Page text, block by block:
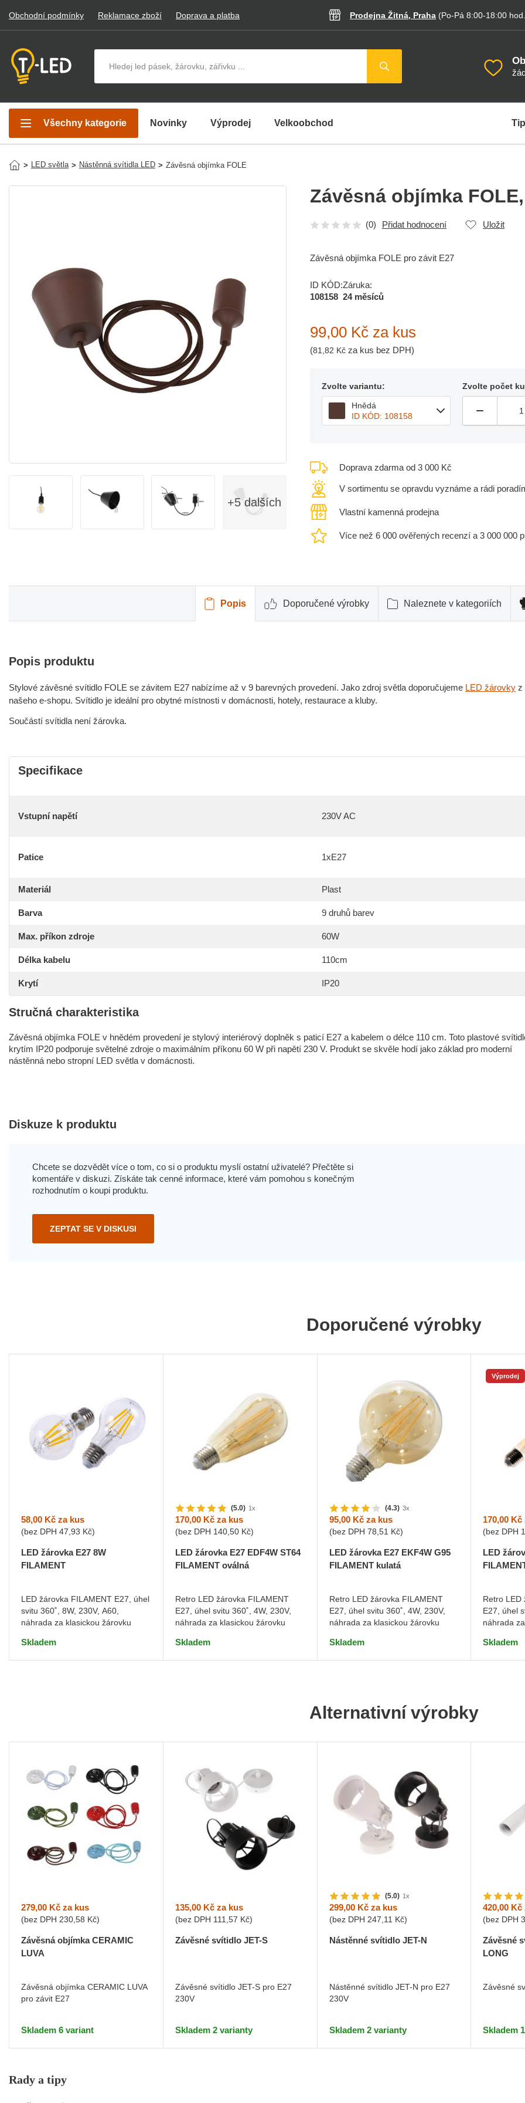
Obchodní podmínky Reklamace zboží Doprava a platba Prodejna Žitná, Praha (Po-Pá 8:00-18:00 hod.
Všechny kategorie Novinky Výprodej Velkoobchod
> LED světla > Nástěnná svítidla LED > Závěsná objímka FOLE
+5 dalších
Závěsná objímka FOLE
(0) Přidat hodnocení Uložit
Závěsná objímka FOLE pro závit E27
ID KÓD:
108158
Záruka:
24 měsíců
99,00 Kč za kus
(81,82 Kč za kus bez DPH)
Zvolte variantu:
Hnědá
ID KÓD: 108158
Zvolte počet
Doprava zdarma od 3 000 Kč
V sortimentu se opravdu vyznáme a rádi
Vlastní kamenná prodejna
Více než 6 000 ověřených recenzí a 3 000 000
Popis Doporučené výrobky Naleznete v kategoriích
Popis produktu
Stylové závěsné svítidlo FOLE se závitem E27 nabízíme až v 9 barevných provedení. Jako zdroj světla doporučujeme LED žárovky z
našeho e-shopu. Svítidlo je ideální pro obytné místnosti v domácnosti, hotely, restaurace a kluby.
Součástí svítidla není žárovka.
Specifikace
Vstupní napětí 230V AC
Patice 1xE27
Materiál Plast
Barva 9 druhů barev
Max. příkon zdroje 60W
Délka kabelu 110cm
Krytí IP20
Stručná charakteristika
Závěsná objímka FOLE v hnědém provedení je stylový interiérový doplněk s paticí E27 a kabelem o délce 110 cm. Toto plastové
krytím IP20 podporuje světelné zdroje o maximálním příkonu 60 W při napětí 230 V. Produkt se skvěle hodí jako základ pro moderní
nástěnná nebo stropní LED světla v domácnosti.
Diskuze k produktu
Chcete se dozvědět více o tom, co si o produktu myslí ostatní uživatelé? Přečtěte si
komentáře v diskuzi. Získáte tak cenné informace, které vám pomohou s konečným
rozhodnutím o koupi produktu.
ZEPTAT SE V DISKUSI
Doporučené výrobky
58,00 Kč za kus
(bez DPH 47,93 Kč)
LED žárovka E27 8W
FILAMENT
LED žárovka FILAMENT E27, úhel
svitu 360˚, 8W, 230V, A60,
náhrada za klasickou žárovku
Skladem
(5.0) 1x
170,00 Kčza kus
(bez DPH 140,50 Kč)
LED žárovka E27 EDF4W ST64
FILAMENT oválná
Retro LED žárovka FILAMENT
E27, úhel svitu 360˚, 4W, 230V,
náhrada za klasickou žárovku
Skladem
(4.3) 3x
95,00 Kčza kus
(bez DPH 78,51 Kč)
LED žárovka E27 EKF4W G95
FILAMENT kulatá
Retro LED žárovka FILAMENT
E27, úhel svitu 360˚, 4W, 230V,
náhrada za klasickou žárovku
Skladem
Výprodej
170,00 Kč
(bez DPH
LED
Retro LED
E27, úhel
náhrada
Skladem
Alternativní výrobky
279,00 Kč za kus
(bez DPH 230,58 Kč)
Závěsná objímka CERAMIC
LUVA
Závěsná objímka CERAMIC LUVA
pro závit E27
Skladem 6 variant
135,00 Kčza kus
(bez DPH 111,57 Kč)
Závěsné svítidlo JET-S
Závěsné svítidlo JET-S pro E27
230V
Skladem 2 varianty
(5.0) 1x
299,00 Kčza kus
(bez DPH 247,11 Kč)
Nástěnné svítidlo JET-N
Nástěnné svítidlo JET-N pro E27
230V
Skladem 2 varianty
420,00 Kč
(bez DPH
Závěsné
LONG
Závěsné
Skladem
Rady a tipy